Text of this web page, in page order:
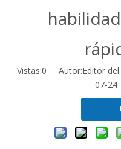
Vistas:0 Autor:Editor
07-